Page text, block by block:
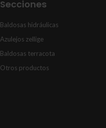
Secciones
Baldosas hidráulicas
Azulejos zellige
Baldosas terracota
Otros productos